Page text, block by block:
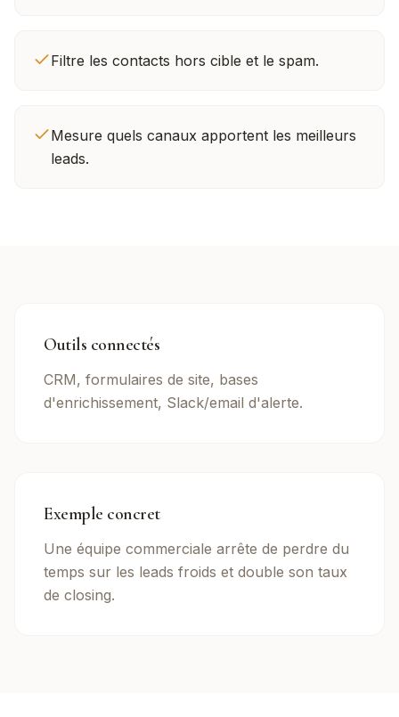
Filtre les contacts hors cible et le spam.
Mesure quels canaux apportent les meilleurs
leads.
Outils connectés
CRM, formulaires de site, bases
d'enrichissement, Slack/email d'alerte.
Exemple concret
Une équipe commerciale arrête de perdre du
temps sur les leads froids et double son taux
de closing.